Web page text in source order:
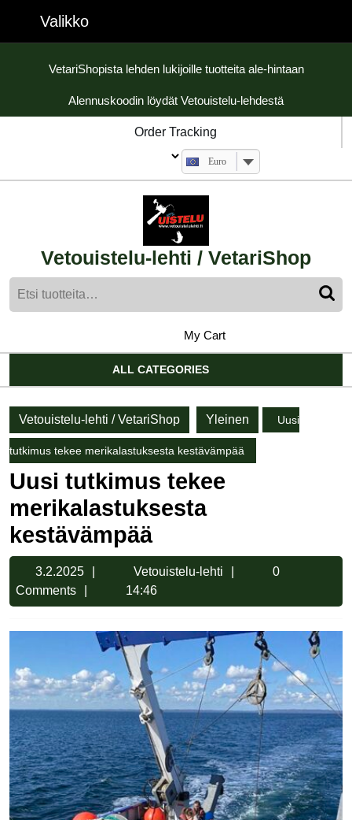
content
ValikkoValikko
VetariShopista lehden lukijoille tuotteita ale-hintaan
Alennuskoodin löydät Vetouistelu-lehdestä
Order Tracking
Euro
Vetouistelu-lehti / VetariShop
Account
My Cartshopping
cart
ALL CATEGORIES
Vetouistelu-lehti / VetariShop Yleinen Uusi
tutkimus tekee merikalastuksesta kestävämpää
Uusi tutkimus tekee
merikalastuksesta
kestävämpää
3.2.2025 3.2.2025Vetouistelu-lehti
Vetouistelu-
0
Comments
14:46